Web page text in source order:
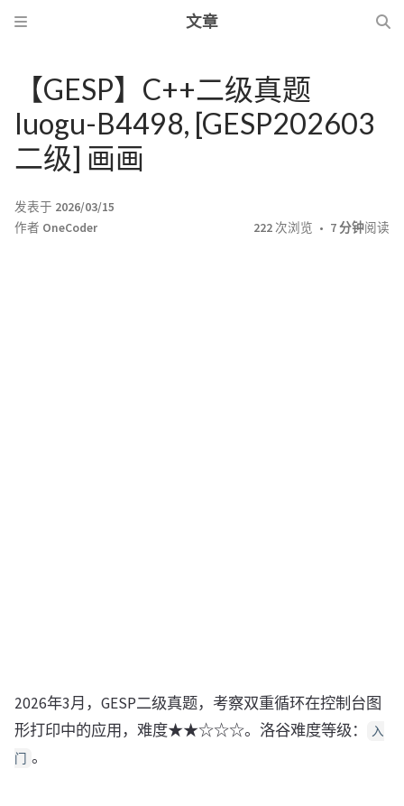
文章
【GESP】C++二级真题
luogu-B4498, [GESP202603
二级] 画画
发表于 2026/03/15
作者 OneCoder 222次浏览 7 分钟阅读
2026年3月，GESP二级真题，考察双重循环在控制台图
形打印中的应用，难度★★☆☆☆。洛谷难度等级：
入
门 。